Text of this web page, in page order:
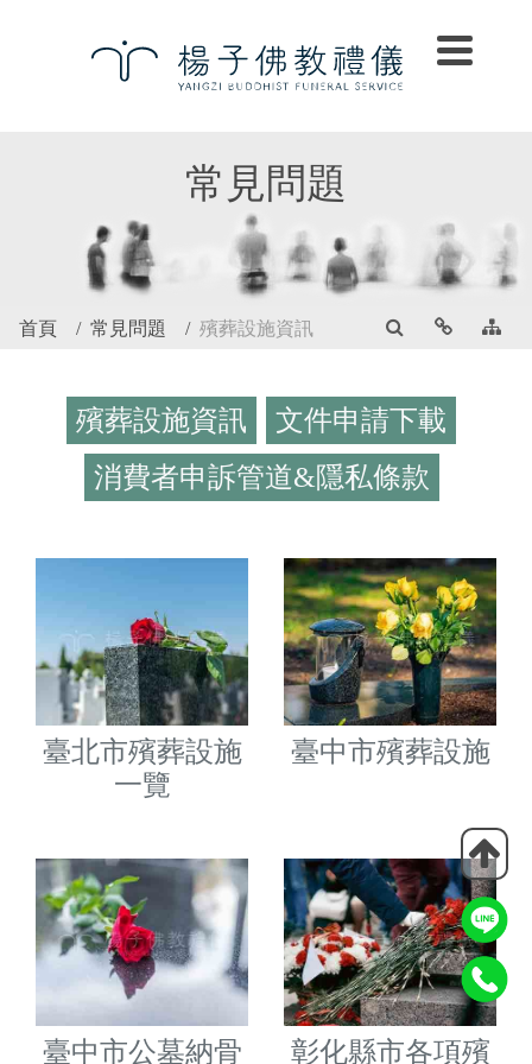
常見問題
首頁 常見問題 殯葬設施資訊
殯葬設施資訊
殯葬設施資訊
文件申請下載
文件申請下載
消費者申訴管道&隱私條款
臺北市殯葬設施
一覽
臺中市殯葬設施
臺中市公墓納骨 彰化縣市各項殯